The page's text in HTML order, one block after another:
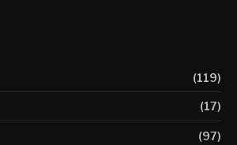
(119)
(17)
(97)